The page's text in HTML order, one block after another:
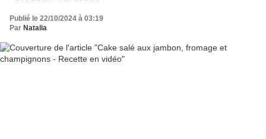
Publié le 22/10/2024 à 03:19
Par Natalia